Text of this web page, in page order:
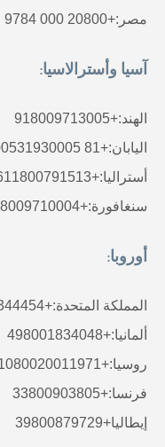
مصر:+20800 000 9784
آسيا وأسترالاسيا:
الهند:+918009713005
اليابان:+81 00531930005
أستراليا:+611800791513
سنغافورة:+658009710004
أوروبا:
المملكة المتحدة:+448082344454
ألمانيا:+498001834048
روسيا:+781080020011971
فرنسا:+33800903805
إيطاليا+39800879729